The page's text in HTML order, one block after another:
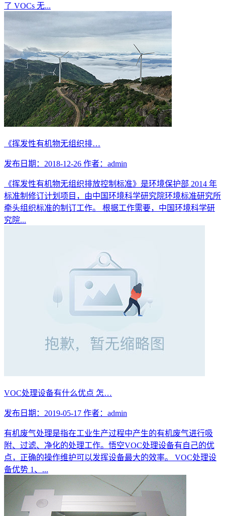
了 VOCs 无...
《挥发性有机物无组织排…
发布日期：2018-12-26 作者：admin
《挥发性有机物无组织排放控制标准》是环境保护部 2014 年
标准制修订计划项目，由中国环境科学研究院环境标准研究所
牵头组织标准的制订工作。 根据工作需要，中国环境科学研
究院...
VOC处理设备有什么优点 怎…
发布日期：2019-05-17 作者：admin
有机废气处理是指在工业生产过程中产生的有机废气进行吸
附、过滤、净化的处理工作。悟空VOC处理设备有自己的优
点，正确的操作维护可以发挥设备最大的效率。 VOC处理设
备优势 1、...